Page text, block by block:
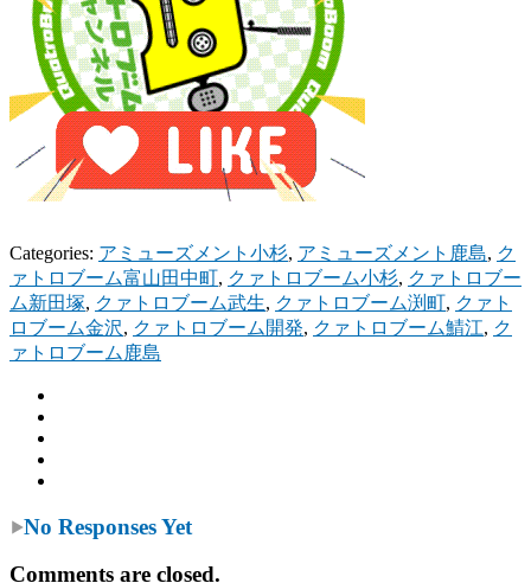
Categories: アミューズメント小杉, アミューズメント鹿島, ク
ァトロブーム富山田中町, クァトロブーム小杉, クァトロブー
ム新田塚, クァトロブーム武生, クァトロブーム渕町, クァト
ロブーム金沢, クァトロブーム開発, クァトロブーム鯖江, ク
ァトロブーム鹿島
No Responses Yet
Comments are closed.